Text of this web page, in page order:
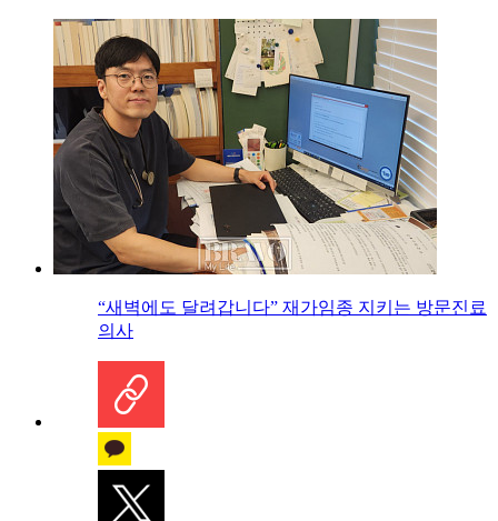
“새벽에도 달려갑니다” 재가임종 지키는 방문진료
의사